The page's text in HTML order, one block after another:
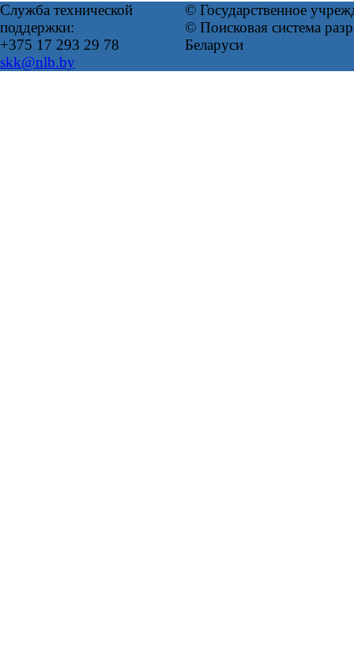
Служба технической
поддержки:
+375 17 293 29 78
skk@nlb.by
© Государственное
© Поисковая система
Беларуси